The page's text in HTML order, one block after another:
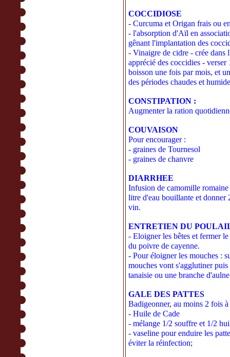
COCCIDIOSE
- Curcuma et Origan frais ou
- l'absorption d'Aïl en
gênant l'implantation des
- Vinaigre de cidre - crée dans
apprécié des coccidies -
boisson une fois par mois, et
des périodes chaudes et
CONSTIPATION :
Augmenter la ration
COUVAISON
Pour encourager :
- graines de Tournesol
- graines de chanvre
DIARRHEE
Infusion de camomille
litre d'eau bouillante et donner
vin.
ENTRETIEN DU
- Eloigner les bêtes et fermer
du poivre de cayenne.
- Pour éloigner les mouches :
mouches vont s'agglutiner
tanaisie ou une branche
GALE DES PATTES
Badigeonner, au moins 2 fois
- Huile de Cade
- mélange 1/2 souffre et 1/2
- vaseline pour enduire les
éviter la réinfection;